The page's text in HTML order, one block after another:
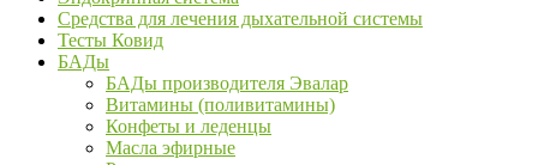
Средства для лечения дыхательной системы
Тесты Ковид
БАДы
БАДы производителя Эвалар
Витамины (поливитамины)
Конфеты и леденцы
Масла эфирные